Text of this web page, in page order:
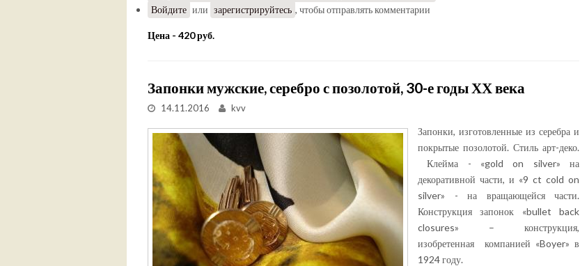
Войдите или зарегистрируйтесь , чтобы отправлять комментарии
Цена - 420 руб.
Запонки мужские, серебро с позолотой, 30-е годы ХХ века
14.11.2016 kvv
Запонки, изготовленные из серебра и
покрытые позолотой. Стиль арт-деко.
Клейма - «gold on silver» на
декоративной части, и «9 ct cold on
silver» - на вращающейся части.
Конструкция запонок «bullet back
closures» – конструкция,
изобретенная компанией «Boyer» в
1924 году.